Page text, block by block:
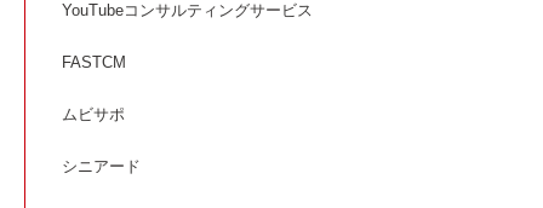
YouTubeコンサルティングサービス
FASTCM
ムビサポ
シニアード